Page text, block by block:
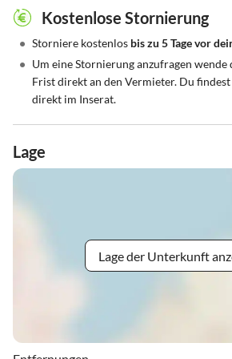
Kostenlose Stornierung
• Storniere kostenlos bis zu 5 Tage vor
• Um eine Stornierung anzufragen
Frist direkt an den Vermieter. Du
direkt im Inserat.
Lage
Lage der Unterkunft